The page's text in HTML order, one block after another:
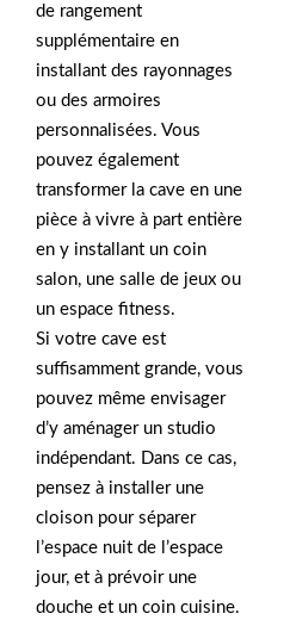
de rangement
supplémentaire en
installant des rayonnages
ou des armoires
personnalisées. Vous
pouvez également
transformer la cave en une
pièce à vivre à part entière
en y installant un coin
salon, une salle de jeux ou
un espace fitness.
Si votre cave est
suffisamment grande, vous
pouvez même envisager
d’y aménager un studio
indépendant. Dans ce cas,
pensez à installer une
cloison pour séparer
l’espace nuit de l’espace
jour, et à prévoir une
douche et un coin cuisine.